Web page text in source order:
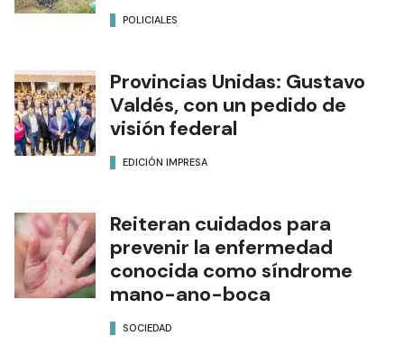
POLICIALES
Provincias Unidas: Gustavo
Valdés, con un pedido de
visión federal
EDICIÓN IMPRESA
Reiteran cuidados para
prevenir la enfermedad
conocida como síndrome
mano-ano-boca
SOCIEDAD